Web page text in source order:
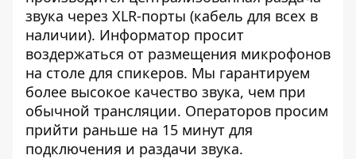
звука через XLR-порты (кабель для всех в
наличии). Информатор просит
воздержаться от размещения микрофонов
на столе для спикеров. Мы гарантируем
более высокое качество звука, чем при
обычной трансляции. Операторов просим
прийти раньше на 15 минут для
подключения и раздачи звука.